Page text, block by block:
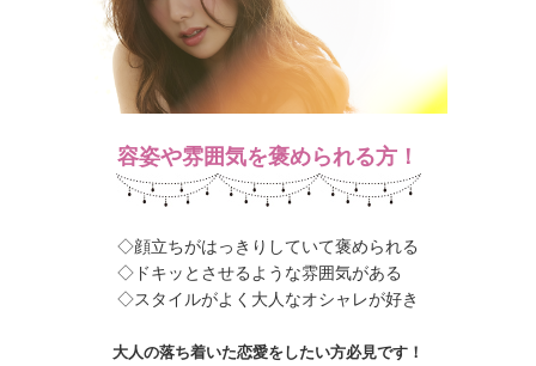
容姿や雰囲気を褒められる方！
◇顔立ちがはっきりしていて褒められる
◇ドキッとさせるような雰囲気がある
◇スタイルがよく大人なオシャレが好き
大人の落ち着いた恋愛をしたい方必見です！